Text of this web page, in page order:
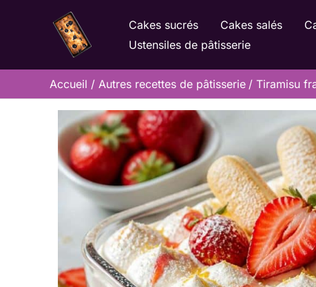
Cakes sucrés Cakes salés
Ustensiles de pâtisserie
Accueil Autres recettes de pâtisserie Tiramisu